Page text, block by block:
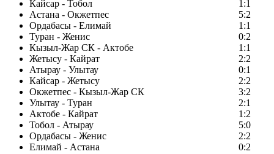
Кайсар - Тобол
1:1
Астана - Окжетпес
5:2
Ордабасы - Елимай
1:1
Туран - Женис
0:2
Кызыл-Жар СК - Актобе
1:1
Жетысу - Кайрат
2:2
Атырау - Улытау
0:1
Кайсар - Жетысу
2:2
Окжетпес - Кызыл-Жар СК
3:2
Улытау - Туран
2:1
Актобе - Кайрат
1:2
Тобол - Атырау
5:0
Ордабасы - Женис
2:2
Елимай - Астана
0:2